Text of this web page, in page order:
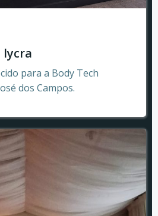
lycra
para a Body Tech
dos Campos.